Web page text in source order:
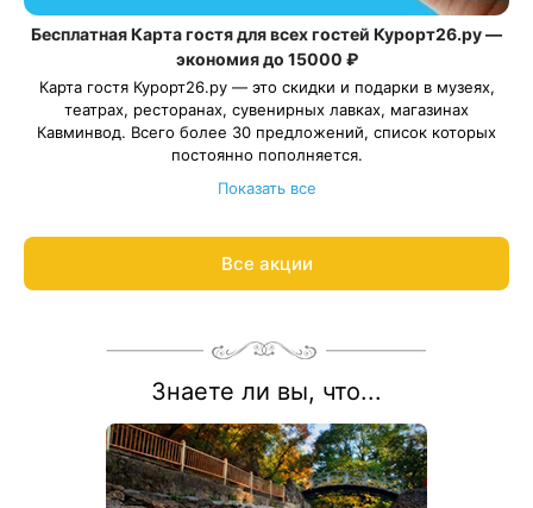
Бесплатная Карта гостя для всех гостей Курорт26.ру —
экономия до 15000 ₽
Карта гостя Курорт26.ру — это скидки и подарки в музеях,
театрах, ресторанах, сувенирных лавках, магазинах
Кавминвод. Всего более 30 предложений, список которых
постоянно пополняется.
отелей в нашем сервисе. Карта создается в 1 клик и
неделю отдыха с выгодными предложения лучших заведений
Кавминвод.
Подробнее:guestcard.kurort26.ru
Подберем санаторий и оформим Карту гостя за 15 минут:
Показать все
Все акции
Знаете ли вы, что...